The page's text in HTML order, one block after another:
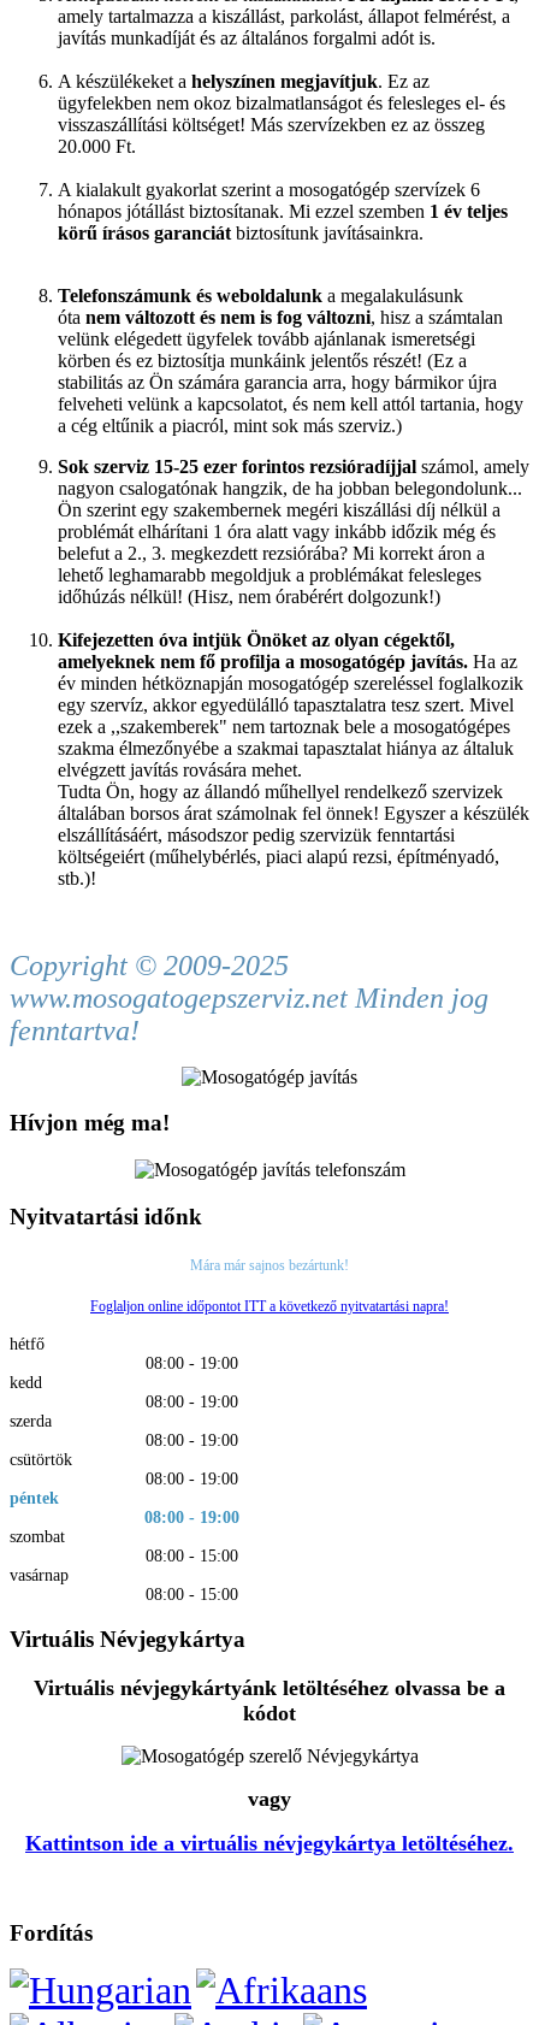
amely tartalmazza a kiszállást, parkolást, állapot felmérést, a
javítás munkadíját és az általános forgalmi adót is.
A készülékeket a helyszínen megjavítjuk. Ez az
ügyfelekben nem okoz bizalmatlanságot és felesleges el- és
visszaszállítási költséget! Más szervízekben ez az összeg
20.000 Ft.
A kialakult gyakorlat szerint a mosogatógép szervízek 6
hónapos jótállást biztosítanak. Mi ezzel szemben 1 év teljes
körű írásos garanciát biztosítunk javításainkra.
Telefonszámunk és weboldalunk a megalakulásunk
óta nem változott és nem is fog változni, hisz a számtalan
velünk elégedett ügyfelek tovább ajánlanak ismeretségi
körben és ez biztosítja munkáink jelentős részét! (Ez a
stabilitás az Ön számára garancia arra, hogy bármikor újra
felveheti velünk a kapcsolatot, és nem kell attól tartania, hogy
a cég eltűnik a piacról, mint sok más szerviz.)
Sok szerviz 15-25 ezer forintos rezsióradíjjal számol, amely
nagyon csalogatónak hangzik, de ha jobban belegondolunk...
Ön szerint egy szakembernek megéri kiszállási díj nélkül a
problémát elhárítani 1 óra alatt vagy inkább időzik még és
belefut a 2., 3. megkezdett rezsiórába? Mi korrekt áron a
lehető leghamarabb megoldjuk a problémákat felesleges
időhúzás nélkül! (Hisz, nem órabérért dolgozunk!)
Kifejezetten óva intjük Önöket az olyan cégektől,
amelyeknek nem fő profilja a mosogatógép javítás. Ha az
év minden hétköznapján mosogatógép szereléssel foglalkozik
egy szervíz, akkor egyedülálló tapasztalatra tesz szert. Mivel
ezek a ,,szakemberek" nem tartoznak bele a mosogatógépes
szakma élmezőnyébe a szakmai tapasztalat hiánya az általuk
elvégzett javítás rovására mehet.
Tudta Ön, hogy az állandó műhellyel rendelkező szervizek
általában borsos árat számolnak fel önnek! Egyszer a készülék
elszállításáért, másodszor pedig szervizük fenntartási
költségeiért (műhelybérlés, piaci alapú rezsi, építményadó,
stb.)!
Copyright © 2009-2025
www.mosogatogepszerviz.net Minden jog
fenntartva!
Hívjon még ma!
Nyitvatartási időnk
Mára már sajnos bezártunk!
Foglaljon online időpontot ITT a következő nyitvatartási napra!
hétfő
08:00 - 19:00
kedd
08:00 - 19:00
szerda
08:00 - 19:00
csütörtök
08:00 - 19:00
péntek
08:00 - 19:00
szombat
08:00 - 15:00
vasárnap
08:00 - 15:00
Virtuális Névjegykártya
Virtuális névjegykártyánk letöltéséhez olvassa be a
kódot
vagy
Kattintson ide a virtuális névjegykártya letöltéséhez.
Fordítás